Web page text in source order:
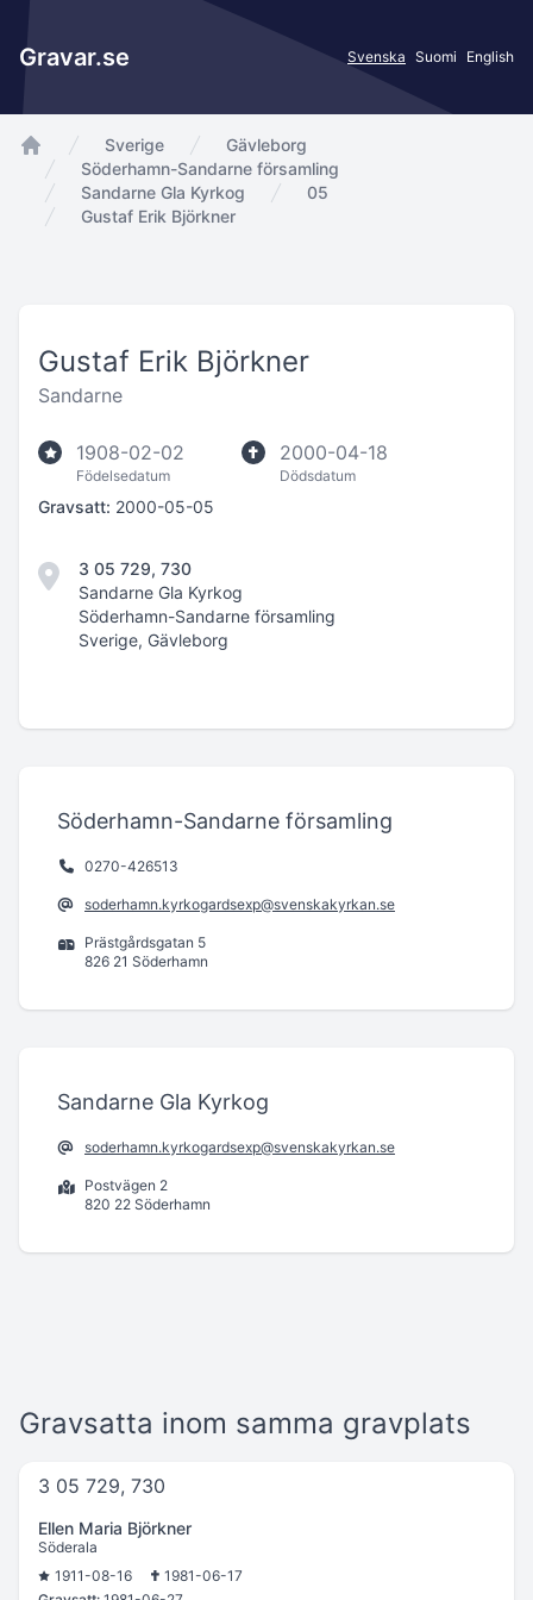
Gravar.se Svenska Suomi English
app.Start
Sverige
Gävleborg
Söderhamn-Sandarne församling
Sandarne Gla Kyrkog
05
Gustaf Erik Björkner
Gustaf Erik Björkner
Sandarne
1908-02-02
Födelsedatum
2000-04-18
Dödsdatum
Gravsatt: 2000-05-05
3 05 729, 730
Sandarne Gla Kyrkog
Söderhamn-Sandarne församling
Sverige, Gävleborg
Söderhamn-Sandarne församling
0270-426513
soderhamn.kyrkogardsexp@svenskakyrkan.se
Prästgårdsgatan 5
826 21 Söderhamn
Sandarne Gla Kyrkog
soderhamn.kyrkogardsexp@svenskakyrkan.se
Postvägen 2
820 22 Söderhamn
Gravsatta inom samma gravplats
3 05 729, 730
Ellen Maria Björkner
Söderala
1911-08-16
1981-06-17